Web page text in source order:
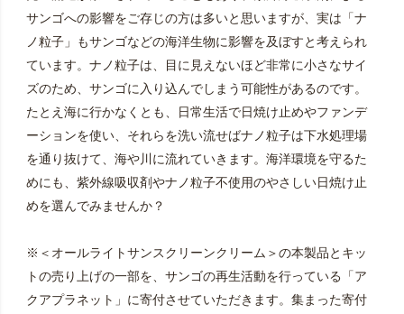
サンゴへの影響をご存じの方は多いと思いますが、実は「ナ
ノ粒子」もサンゴなどの海洋生物に影響を及ぼすと考えられ
ています。ナノ粒子は、目に見えないほど非常に小さなサイ
ズのため、サンゴに入り込んでしまう可能性があるのです。
たとえ海に行かなくとも、日常生活で日焼け止めやファンデ
ーションを使い、それらを洗い流せばナノ粒子は下水処理場
を通り抜けて、海や川に流れていきます。海洋環境を守るた
めにも、紫外線吸収剤やナノ粒子不使用のやさしい日焼け止
めを選んでみませんか？
※＜オールライトサンスクリーンクリーム＞の本製品とキッ
トの売り上げの一部を、サンゴの再生活動を行っている「ア
クアプラネット」に寄付させていただきます。集まった寄付